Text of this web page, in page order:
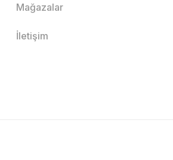
Mağazalar
İletişim